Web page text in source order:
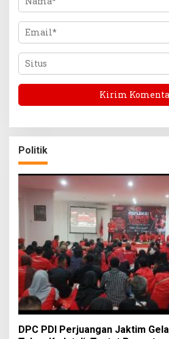
Politik
DPC PDI Perjuangan Jaktim